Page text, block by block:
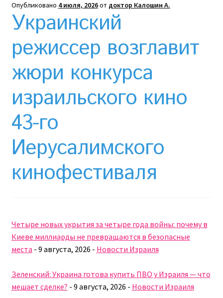
Корзина
Мой аккаунт
Необычный союз NAnews и Nikk.Agency
Отзывы про Клексан
Оформление заказа
Политика конфиденциальности
Почему интернет-аптеки онлайн плохо приживаются
Статьи
Страница-меню-2
Опубликовано 4 июля, 2026от доктор Калошин А.
Украинский
режиссер возглавит
жюри конкурса
израильского кино
43-го
Иерусалимского
кинофестиваля
Четыре новых укрытия за четыре года войны: почему в
Киеве миллиарды не превращаются в безопасные
места - 9 августа, 2026 - Новости Израиля
Зеленский: Украина готова купить ПВО у Израиля — что
мешает сделке? - 9 августа, 2026 - Новости Израиля